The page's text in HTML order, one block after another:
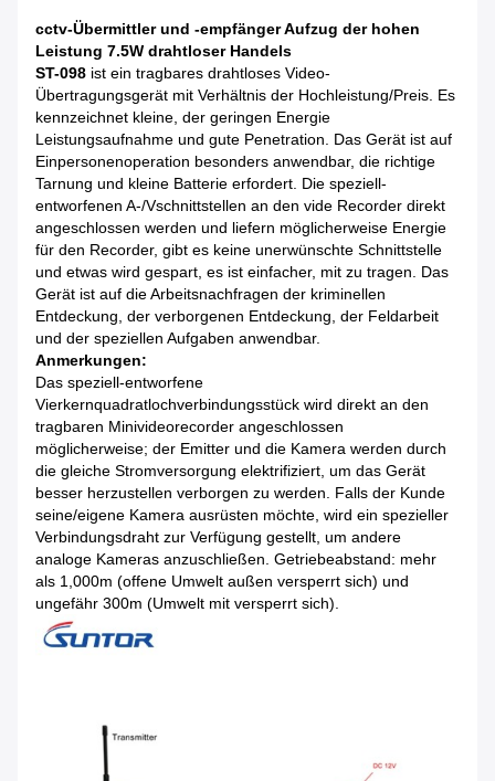
cctv-Übermittler und -empfänger Aufzug der hohen
Leistung 7.5W drahtloser Handels
ST-098 ist ein tragbares drahtloses Video-
Übertragungsgerät mit Verhältnis der Hochleistung/Preis. Es
kennzeichnet kleine, der geringen Energie
Leistungsaufnahme und gute Penetration. Das Gerät ist auf
Einpersonenoperation besonders anwendbar, die richtige
Tarnung und kleine Batterie erfordert. Die speziell-
entworfenen A-/Vschnittstellen an den vide Recorder direkt
angeschlossen werden und liefern möglicherweise Energie
für den Recorder, gibt es keine unerwünschte Schnittstelle
und etwas wird gespart, es ist einfacher, mit zu tragen. Das
Gerät ist auf die Arbeitsnachfragen der kriminellen
Entdeckung, der verborgenen Entdeckung, der Feldarbeit
und der speziellen Aufgaben anwendbar.
Anmerkungen:
Das speziell-entworfene
Vierkernquadratlochverbindungsstück wird direkt an den
tragbaren Minivideorecorder angeschlossen
möglicherweise; der Emitter und die Kamera werden durch
die gleiche Stromversorgung elektrifiziert, um das Gerät
besser herzustellen verborgen zu werden. Falls der Kunde
seine/eigene Kamera ausrüsten möchte, wird ein spezieller
Verbindungsdraht zur Verfügung gestellt, um andere
analoge Kameras anzuschließen. Getriebeabstand: mehr
als 1,000m (offene Umwelt außen versperrt sich) und
ungefähr 300m (Umwelt mit versperrt sich).